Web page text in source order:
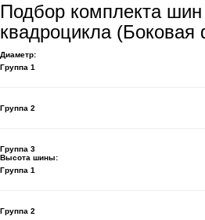
Подбор комплекта
квадроцикла
Диаметр:
Группа 1
Группа 2
Группа 3
Высота шины:
Группа 1
Группа 2